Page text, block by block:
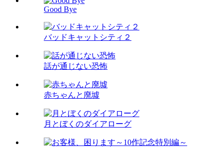
Good Bye
バッドキャットシティ２
話が通じない恐怖
赤ちゃんと廃墟
月とぼくのダイアローグ